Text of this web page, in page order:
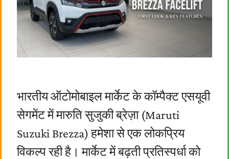
भारतीय ऑटोमोबाइल मार्केट के कॉम्पैक्ट एसयूवी
सेगमेंट में मारुति सुजुकी ब्रेज़ा (Maruti
Suzuki Brezza) हमेशा से एक लोकप्रिय
विकल्प रही है। मार्केट में बढ़ती प्रतिस्पर्धा को